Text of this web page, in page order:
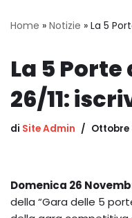
Home » Notizie » La 5
La 5
26/11:
di Site Admin Ottobre
Domenica 26
della “Gara delle 5